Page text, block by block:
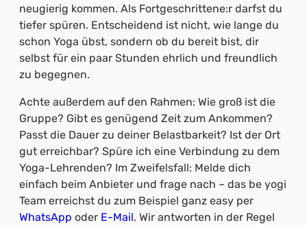
neugierig kommen. Als Fortgeschrittene:r darfst du
tiefer spüren. Entscheidend ist nicht, wie lange du
schon Yoga übst, sondern ob du bereit bist, dir
selbst für ein paar Stunden ehrlich und freundlich
zu begegnen.
Achte außerdem auf den Rahmen: Wie groß ist die
Gruppe? Gibt es genügend Zeit zum Ankommen?
Passt die Dauer zu deiner Belastbarkeit? Ist der Ort
gut erreichbar? Spüre ich eine Verbindung zu dem
Yoga-Lehrenden? Im Zweifelsfall: Melde dich
einfach beim Anbieter und frage nach – das be yogi
Team erreichst du zum Beispiel ganz easy per
WhatsApp oder E-Mail. Wir antworten in der Regel